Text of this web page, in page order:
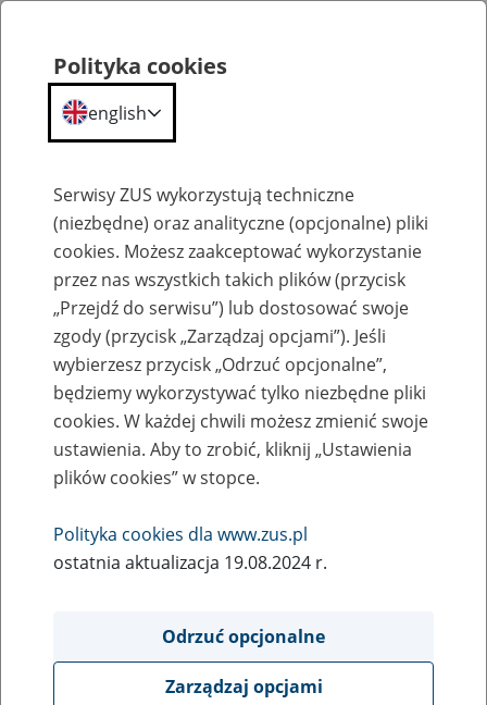
Szkolenia
Zaproś ZUS do siebie - zakładanie profili
eZUS w siedzibie Twojej firmy
Rodzaj wydarzenia
Szkolenia
obsługa klientów
Polityka cookies
english
Serwisy ZUS wykorzystują techniczne
(niezbędne) oraz analityczne (opcjonalne) pliki
cookies. Możesz zaakceptować wykorzystanie
przez nas wszystkich takich plików (przycisk
„Przejdź do serwisu”) lub dostosować swoje
zgody (przycisk „Zarządzaj opcjami”). Jeśli
wybierzesz przycisk „Odrzuć opcjonalne”,
będziemy wykorzystywać tylko niezbędne pliki
cookies. W każdej chwili możesz zmienić swoje
ustawienia. Aby to zrobić, kliknij „Ustawienia
plików cookies” w stopce.
Polityka cookies dla www.zus.pl
ostatnia aktualizacja 19.08.2024 r.
Odrzuć opcjonalne
Zarządzaj opcjami